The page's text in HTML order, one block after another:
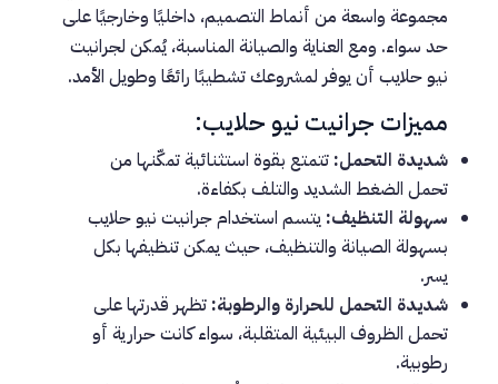
مجموعة واسعة من أنماط التصميم، داخليًا وخارجيًا على
حد سواء. ومع العناية والصيانة المناسبة، يُمكن لجرانيت
نيو حلايب أن يوفر لمشروعك تشطيبًا رائعًا وطويل الأمد.
مميزات جرانيت نيو حلايب:
شديدة التحمل: تتمتع بقوة استثنائية تمكّنها من
تحمل الضغط الشديد والتلف بكفاءة.
سهولة التنظيف: يتسم استخدام جرانيت نيو حلايب
بسهولة الصيانة والتنظيف، حيث يمكن تنظيفها بكل
يسر.
شديدة التحمل للحرارة والرطوبة: تظهر قدرتها على
تحمل الظروف البيئية المتقلبة، سواء كانت حرارية أو
رطوبية.